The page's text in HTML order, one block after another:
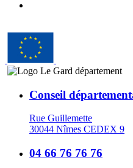
Conseil
Rue Guillemette
30044 Nîmes CEDEX 9
04 66 76 76 76